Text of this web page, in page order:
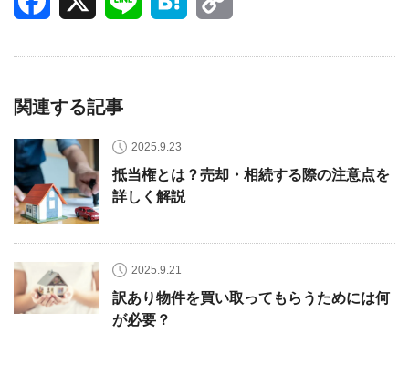
関連する記事
2025.9.23
抵当権とは？売却・相続する際の注意点を
詳しく解説
2025.9.21
訳あり物件を買い取ってもらうためには何
が必要？